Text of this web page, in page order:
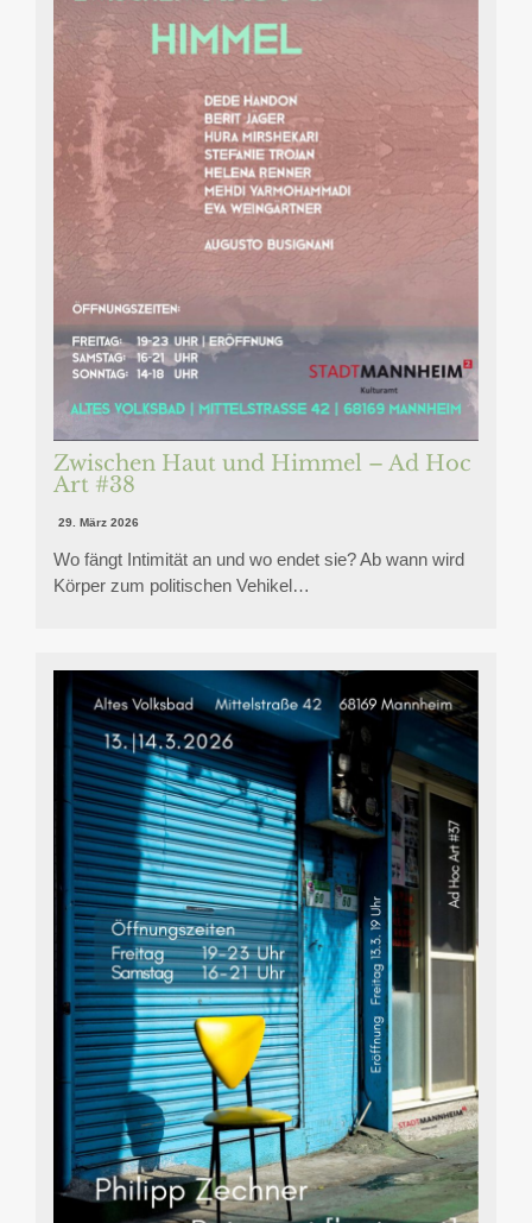
Zwischen Haut und Himmel – Ad Hoc
Art #38
29. März 2026
Wo fängt Intimität an und wo endet sie? Ab wann wird
Körper zum politischen Vehikel…